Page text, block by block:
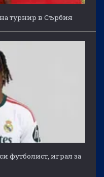
турнир в Сърбия
футболист, играл за